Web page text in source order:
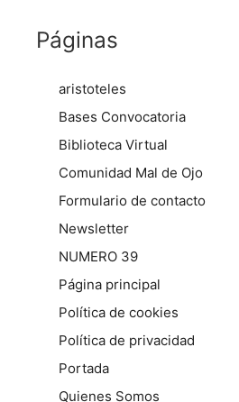
Páginas
aristoteles
Bases Convocatoria
Biblioteca Virtual
Comunidad Mal de Ojo
Formulario de contacto
Newsletter
NUMERO 39
Página principal
Política de cookies
Política de privacidad
Portada
Quienes Somos